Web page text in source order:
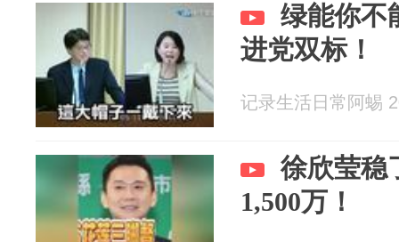
绿能你不
进党双标！
记录生活日常阿蜴
徐欣莹稳
1,500万！